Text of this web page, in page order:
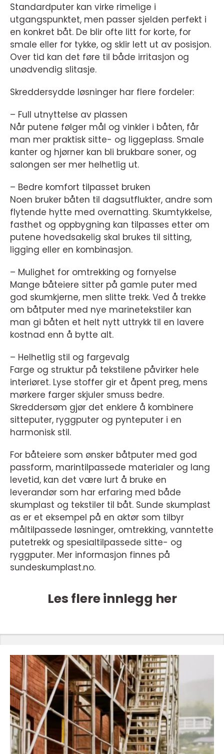
Standardputer kan virke rimelige i
utgangspunktet, men passer sjelden perfekt i
en konkret båt. De blir ofte litt for korte, for
smale eller for tykke, og sklir lett ut av posisjon.
Over tid kan det føre til både irritasjon og
unødvendig slitasje.
Skreddersydde løsninger har flere fordeler:
– Full utnyttelse av plassen
Når putene følger mål og vinkler i båten, får
man mer praktisk sitte- og liggeplass. Smale
kanter og hjørner kan bli brukbare soner, og
salongen ser mer helhetlig ut.
– Bedre komfort tilpasset bruken
Noen bruker båten til dagsutflukter, andre som
flytende hytte med overnatting. Skumtykkelse,
fasthet og oppbygning kan tilpasses etter om
putene hovedsakelig skal brukes til sitting,
ligging eller en kombinasjon.
– Mulighet for omtrekking og fornyelse
Mange båteiere sitter på gamle puter med
god skumkjerne, men slitte trekk. Ved å trekke
om båtputer med nye marinetekstiler kan
man gi båten et helt nytt uttrykk til en lavere
kostnad enn å bytte alt.
– Helhetlig stil og fargevalg
Farge og struktur på tekstilene påvirker hele
interiøret. Lyse stoffer gir et åpent preg, mens
mørkere farger skjuler smuss bedre.
Skreddersøm gjør det enklere å kombinere
sitteputer, ryggputer og pynteputer i en
harmonisk stil.
For båteiere som ønsker båtputer med god
passform, marintilpassede materialer og lang
levetid, kan det være lurt å bruke en
leverandør som har erfaring med både
skumplast og tekstiler til båt. Sunde skumplast
as er et eksempel på en aktør som tilbyr
måltilpassede løsninger, omtrekking, vanntette
putetrekk og spesialtilpassede sitte- og
ryggputer. Mer informasjon finnes på
sundeskumplast.no.
Les flere innlegg her